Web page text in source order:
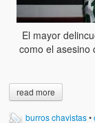
El mayor
como el
read more
burros chavistas•